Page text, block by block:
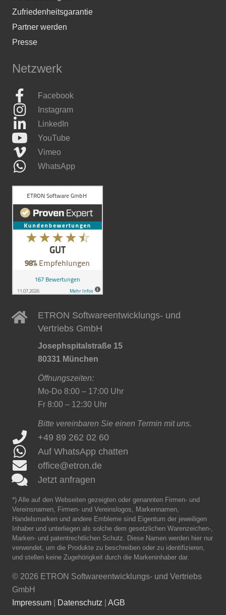
Zufriedenheitsgarantie
Partner werden
Presse
Netzwerk
Facebook
Instagram
LinkedIn
YouTube
Vimeo
WhatsApp
ETRON Softwareentwicklungs- und
Vertriebs GmbH
Josephspitalstraße 15
80331 München
Öffnungszeiten:
Mo-Do 8:00 – 17:00 Uhr
Fr 8:00 – 12:30 Uhr
Bitte vereinbaren Sie einen Termin mit uns.
+49 89 262 02 60
Auf WhatsApp chatten
office@etron.de
Jetzt anfragen
*) Alle auf den Webseiten gezeigten oder genannten Firmen- und
Vereinsnamen, Firmen- und Vereinslogos, Markennamen,
Handelsmarken und andere Embleme sind Eigentum der jeweiligen
Inhaber und unterliegen als solche dem gesetzlichen Warenzeichen-,
Marken- und patentrechtlichen Schutz. Diese Namen werden hier nur
verwendet, um die Produkte zu beschreiben oder zu identifizieren,
und stellen keine Zugehörigkeit durch die Markeninhaber dar.
© 2026 ETRON Softwareentwicklungs- und Vertriebs
GmbH
Impressum
Datenschutz AGB